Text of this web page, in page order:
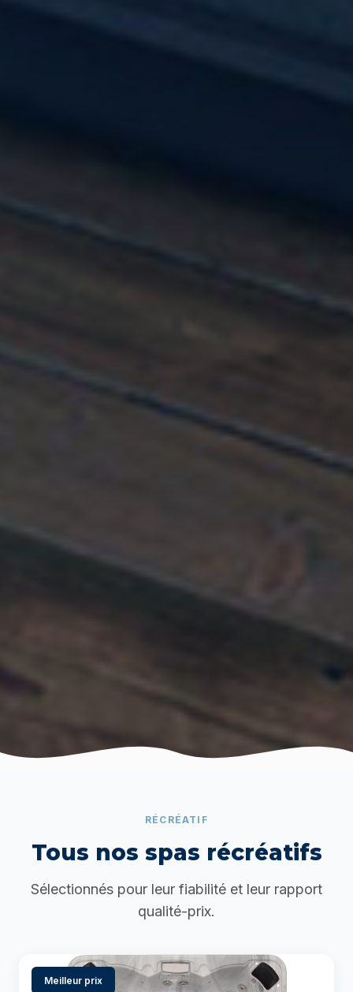
RÉCRÉATIF
Tous nos spas récréatifs
Sélectionnés pour leur fiabilité et leur rapport
qualité-prix.
Meilleur prix